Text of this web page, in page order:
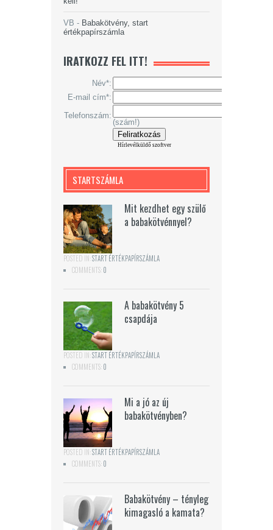
VB - Babakötvény, start
értékpapírszámla
IRATKOZZ FEL ITT!
Név*:
E-mail cím*:
Telefonszám:
(szám!)
Hírlevélküldő szoftver
STARTSZÁMLA
Mit kezdhet egy szülő
a babakötvénnyel?
POSTED IN:START ÉRTÉKPAPÍRSZÁMLA
COMMENTS:0
A babakötvény 5
csapdája
POSTED IN:START ÉRTÉKPAPÍRSZÁMLA
COMMENTS:0
Mi a jó az új
babakötvényben?
POSTED IN:START ÉRTÉKPAPÍRSZÁMLA
COMMENTS:0
Babakötvény – tényleg
kimagasló a kamata?